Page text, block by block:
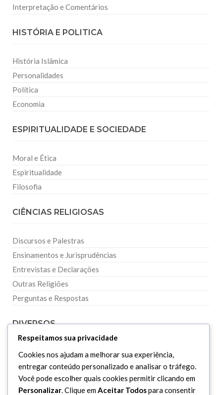
Interpretação e Comentários
HISTÓRIA E POLITICA
História Islâmica
Personalidades
Política
Economia
ESPIRITUALIDADE E SOCIEDADE
Moral e Ética
Espiritualidade
Filosofia
CIÊNCIAS RELIGIOSAS
Discursos e Palestras
Ensinamentos e Jurisprudências
Entrevistas e Declarações
Outras Religiões
Perguntas e Respostas
DIVERSOS
Curiosidades
Dicionário Islâmico
Downloads
Respeitamos sua privacidade
Cookies nos ajudam a melhorar sua experiência,
entregar conteúdo personalizado e analisar o tráfego.
Você pode escolher quais cookies permitir clicando em
Personalizar. Clique emAceitar Todospara consentir